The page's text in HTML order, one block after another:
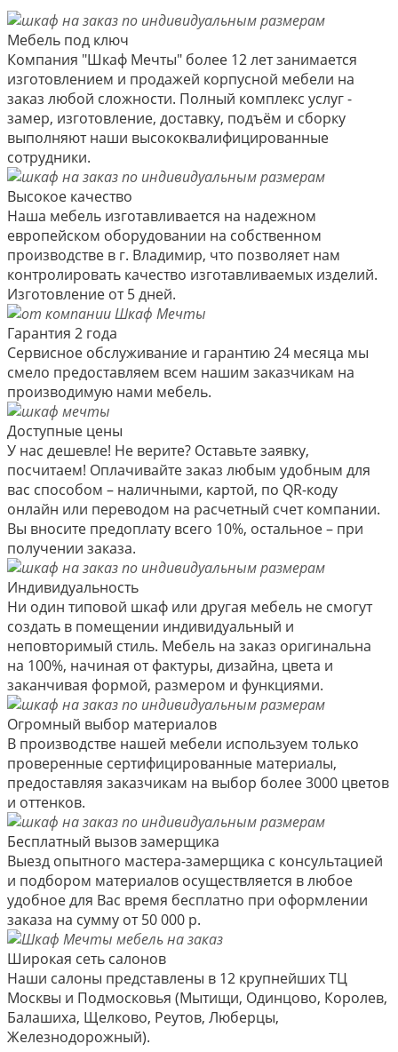
Мебель под ключ
Компания "Шкаф Мечты" более 12 лет занимается
изготовлением и продажей корпусной мебели на
заказ любой сложности. Полный комплекс услуг -
замер, изготовление, доставку, подъём и сборку
выполняют наши высококвалифицированные
сотрудники.
Высокое качество
Наша мебель изготавливается на надежном
европейском оборудовании на собственном
производстве в г. Владимир, что позволяет нам
контролировать качество изготавливаемых изделий.
Изготовление от 5 дней.
Гарантия 2 года
Сервисное обслуживание и гарантию 24 месяца мы
смело предоставляем всем нашим заказчикам на
производимую нами мебель.
Доступные цены
У нас дешевле! Не верите? Оставьте заявку,
посчитаем! Оплачивайте заказ любым удобным для
вас способом – наличными, картой, по QR-коду
онлайн или переводом на расчетный счет компании.
Вы вносите предоплату всего 10%, остальное – при
получении заказа.
Индивидуальность
Ни один типовой шкаф или другая мебель не смогут
создать в помещении индивидуальный и
неповторимый стиль. Мебель на заказ оригинальна
на 100%, начиная от фактуры, дизайна, цвета и
заканчивая формой, размером и функциями.
Огромный выбор материалов
В производстве нашей мебели используем только
проверенные сертифицированные материалы,
предоставляя заказчикам на выбор более 3000 цветов
и оттенков.
Бесплатный вызов замерщика
Выезд опытного мастера-замерщика с консультацией
и подбором материалов осуществляется в любое
удобное для Вас время бесплатно при оформлении
заказа на сумму от 50 000 р.
Широкая сеть салонов
Наши салоны представлены в 12 крупнейших ТЦ
Москвы и Подмосковья (Мытищи, Одинцово, Королев,
Балашиха, Щелково, Реутов, Люберцы,
Железнодорожный).